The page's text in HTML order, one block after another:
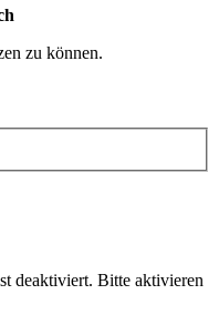
zu können.
deaktiviert. Bitte aktivieren